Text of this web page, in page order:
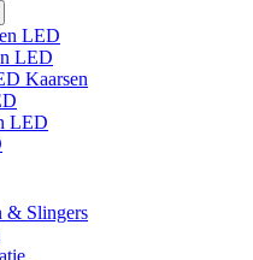
LED
LED
Kaarsen
LED
& Slingers